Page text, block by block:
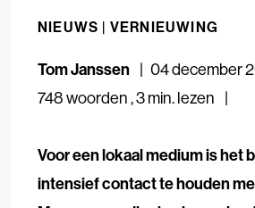
NIEUWS | VERNIEUWING
Tom Janssen
04 december
748 woorden,3 min. lezen
Voor een lokaal medium is het
intensief contact te houden